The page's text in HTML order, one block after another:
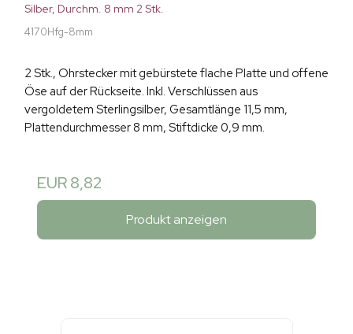
Silber, Durchm. 8 mm 2 Stk.
4170Hfg-8mm
2 Stk., Ohrstecker mit gebürstete flache Platte und offene
Öse auf der Rückseite. Inkl. Verschlüssen aus
vergoldetem Sterlingsilber, Gesamtlänge 11,5 mm,
Plattendurchmesser 8 mm, Stiftdicke 0,9 mm.
EUR 8,82
Produkt anzeigen